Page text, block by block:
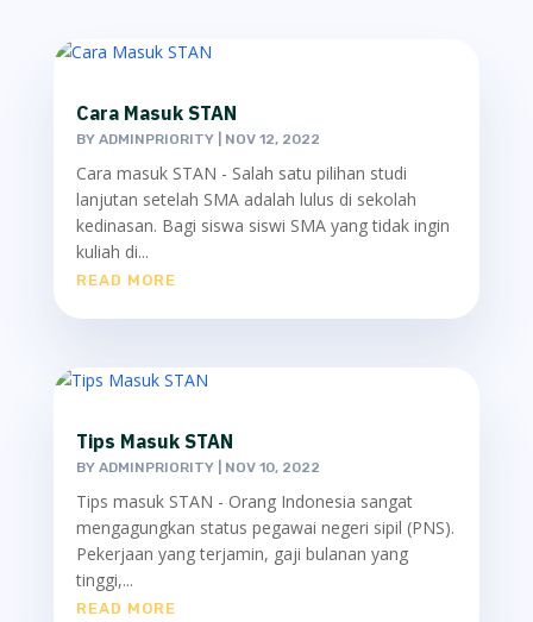
Cara Masuk STAN
BY ADMINPRIORITY| NOV 12, 2022
Cara masuk STAN - Salah satu pilihan studi
lanjutan setelah SMA adalah lulus di sekolah
kedinasan. Bagi siswa siswi SMA yang tidak ingin
kuliah di...
READ MORE
Tips Masuk STAN
BY ADMINPRIORITY| NOV 10, 2022
Tips masuk STAN - Orang Indonesia sangat
mengagungkan status pegawai negeri sipil (PNS).
Pekerjaan yang terjamin, gaji bulanan yang
tinggi,...
READ MORE